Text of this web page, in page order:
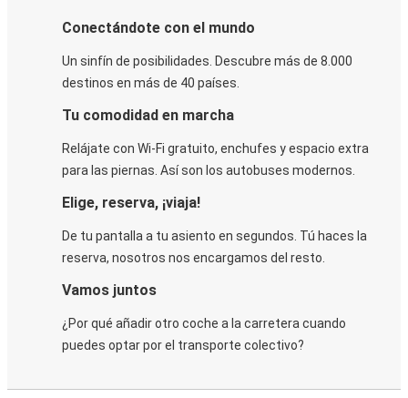
Conectándote con el mundo
Un sinfín de posibilidades. Descubre más de 8.000
destinos en más de 40 países.
Tu comodidad en marcha
Relájate con Wi-Fi gratuito, enchufes y espacio extra
para las piernas. Así son los autobuses modernos.
Elige, reserva, ¡viaja!
De tu pantalla a tu asiento en segundos. Tú haces la
reserva, nosotros nos encargamos del resto.
Vamos juntos
¿Por qué añadir otro coche a la carretera cuando
puedes optar por el transporte colectivo?